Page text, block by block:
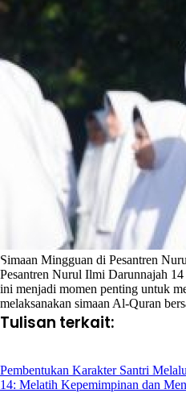
Simaan Mingguan di Pesantren
Pesantren Nurul Ilmi Darunnajah
ini menjadi momen penting untuk
melaksanakan simaan Al-Quran
Tulisan terkait:
Pembentukan Karakter Santri
14: Melatih Kepemimpinan dan